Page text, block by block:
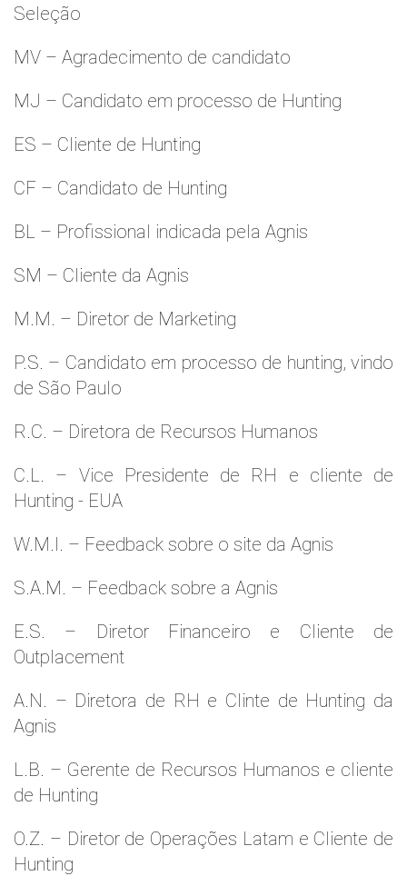
Seleção
MV – Agradecimento de candidato
MJ – Candidato em processo de Hunting
ES – Cliente de Hunting
CF – Candidato de Hunting
BL – Profissional indicada pela Agnis
SM – Cliente da Agnis
M.M. – Diretor de Marketing
P.S. – Candidato em processo de hunting, vindo
de São Paulo
R.C. – Diretora de Recursos Humanos
C.L. – Vice Presidente de RH e cliente de
Hunting - EUA
W.M.l. – Feedback sobre o site da Agnis
S.A.M. – Feedback sobre a Agnis
E.S. – Diretor Financeiro e Cliente de
Outplacement
A.N. – Diretora de RH e Clinte de Hunting da
Agnis
L.B. – Gerente de Recursos Humanos e cliente
de Hunting
O.Z. – Diretor de Operações Latam e Cliente de
Hunting